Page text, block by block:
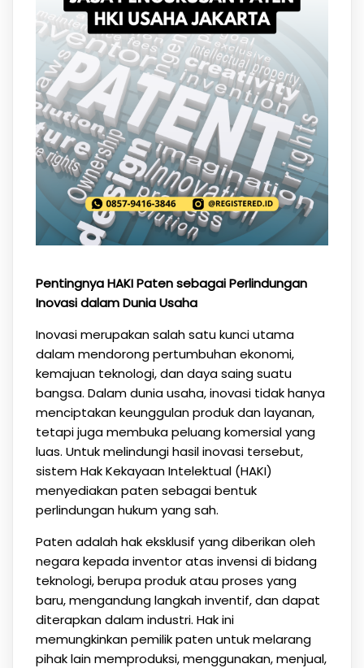
Pentingnya HAKI Paten sebagai Perlindungan
Inovasi dalam Dunia Usaha
Inovasi merupakan salah satu kunci utama
dalam mendorong pertumbuhan ekonomi,
kemajuan teknologi, dan daya saing suatu
bangsa. Dalam dunia usaha, inovasi tidak hanya
menciptakan keunggulan produk dan layanan,
tetapi juga membuka peluang komersial yang
luas. Untuk melindungi hasil inovasi tersebut,
sistem Hak Kekayaan Intelektual (HAKI)
menyediakan paten sebagai bentuk
perlindungan hukum yang sah.
Paten adalah hak eksklusif yang diberikan oleh
negara kepada inventor atas invensi di bidang
teknologi, berupa produk atau proses yang
baru, mengandung langkah inventif, dan dapat
diterapkan dalam industri. Hak ini
memungkinkan pemilik paten untuk melarang
pihak lain memproduksi, menggunakan, menjual,